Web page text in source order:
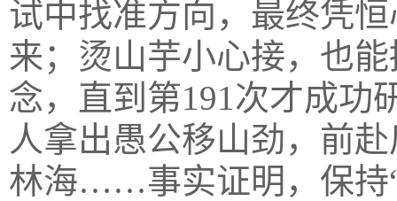
试中找准方向，最终凭
来；烫山芋小心接，也
念，直到第191次才成功
人拿出愚公移山劲，前
林海……事实证明，保持